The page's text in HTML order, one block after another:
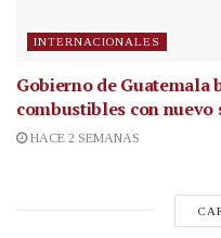
INTERNACIONALES
Gobierno de Guatemala
combustibles con nuevo
HACE 2 SEMANAS